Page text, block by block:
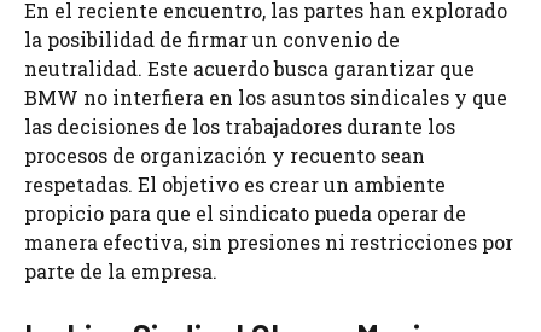
En el reciente encuentro, las partes han explorado
la posibilidad de firmar un convenio de
neutralidad. Este acuerdo busca garantizar que
BMW no interfiera en los asuntos sindicales y que
las decisiones de los trabajadores durante los
procesos de organización y recuento sean
respetadas. El objetivo es crear un ambiente
propicio para que el sindicato pueda operar de
manera efectiva, sin presiones ni restricciones por
parte de la empresa.